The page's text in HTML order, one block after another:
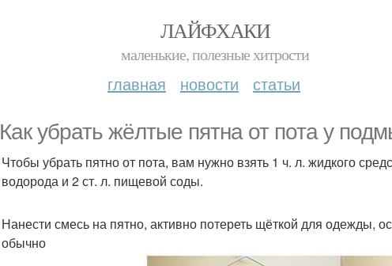
ЛАЙФХАКИ
маленькие, полезные хитрости
главная новости статьи
Как убрать жёлтые пятна от пота у
Чтобы убрать пятно от пота, вам нужно взять 1 ч. л. жидкого
водорода и 2 ст. л. пищевой соды.
Нанести смесь на пятно, активно потереть щёткой для одежды,
обычно